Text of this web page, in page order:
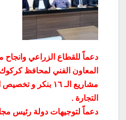
دعماً للقطاع الزراعي
المعاون الفني لمحافظ
مشاريع الـ ١٦ بنكر
التجارة .
دعماً لتوجيهات دولة رئيس